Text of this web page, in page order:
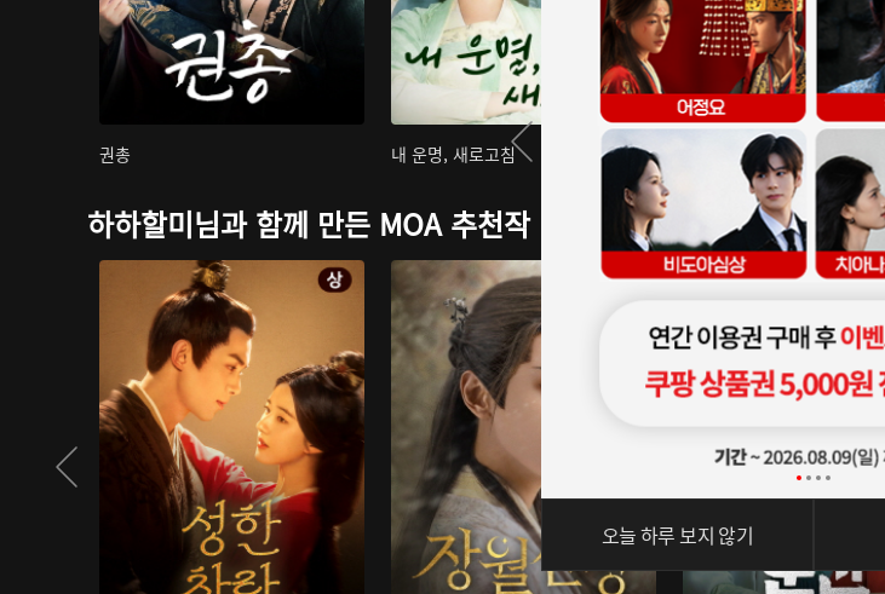
권총 내 운명, 새로고침
하하할미님과 함께 만든 MOA 추천작
오늘 하루 보지 않기